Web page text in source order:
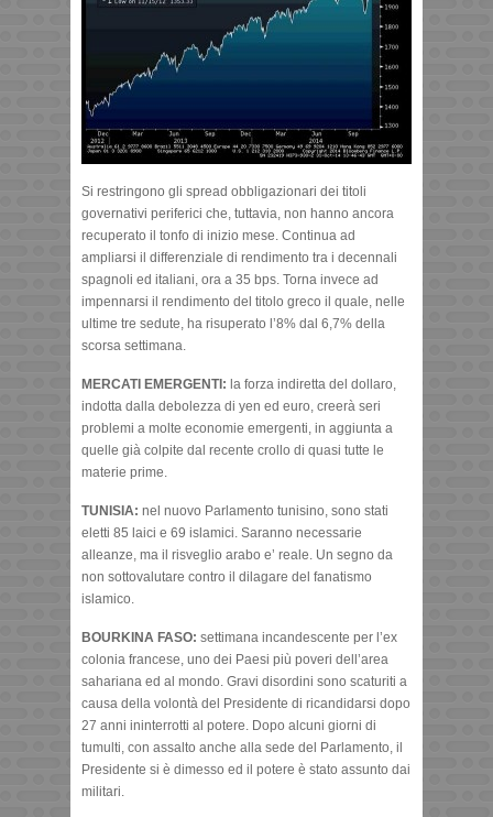
Si restringono gli spread obbligazionari dei titoli
governativi periferici che, tuttavia, non hanno ancora
recuperato il tonfo di inizio mese. Continua ad
ampliarsi il differenziale di rendimento tra i decennali
spagnoli ed italiani, ora a 35 bps. Torna invece ad
impennarsi il rendimento del titolo greco il quale, nelle
ultime tre sedute, ha risuperato l’8% dal 6,7% della
scorsa settimana.
MERCATI EMERGENTI: la forza indiretta del dollaro,
indotta dalla debolezza di yen ed euro, creerà seri
problemi a molte economie emergenti, in aggiunta a
quelle già colpite dal recente crollo di quasi tutte le
materie prime.
TUNISIA: nel nuovo Parlamento tunisino, sono stati
eletti 85 laici e 69 islamici. Saranno necessarie
alleanze, ma il risveglio arabo e’ reale. Un segno da
non sottovalutare contro il dilagare del fanatismo
islamico.
BOURKINA FASO: settimana incandescente per l’ex
colonia francese, uno dei Paesi più poveri dell’area
sahariana ed al mondo. Gravi disordini sono scaturiti a
causa della volontà del Presidente di ricandidarsi dopo
27 anni ininterrotti al potere. Dopo alcuni giorni di
tumulti, con assalto anche alla sede del Parlamento, il
Presidente si è dimesso ed il potere è stato assunto dai
militari.